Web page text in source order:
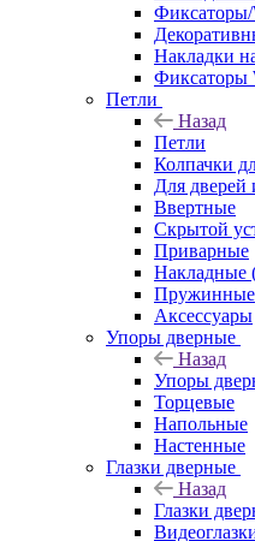
Накладки
Фиксаторы
Петли
Назад
Петли
Колпачки
Для дверей
Ввертные
Скрытой
Приварные
Накладные
Пружинные
Аксессуары
Упоры дверные
Назад
Упоры
Торцевые
Напольные
Настенные
Глазки дверные
Назад
Глазки